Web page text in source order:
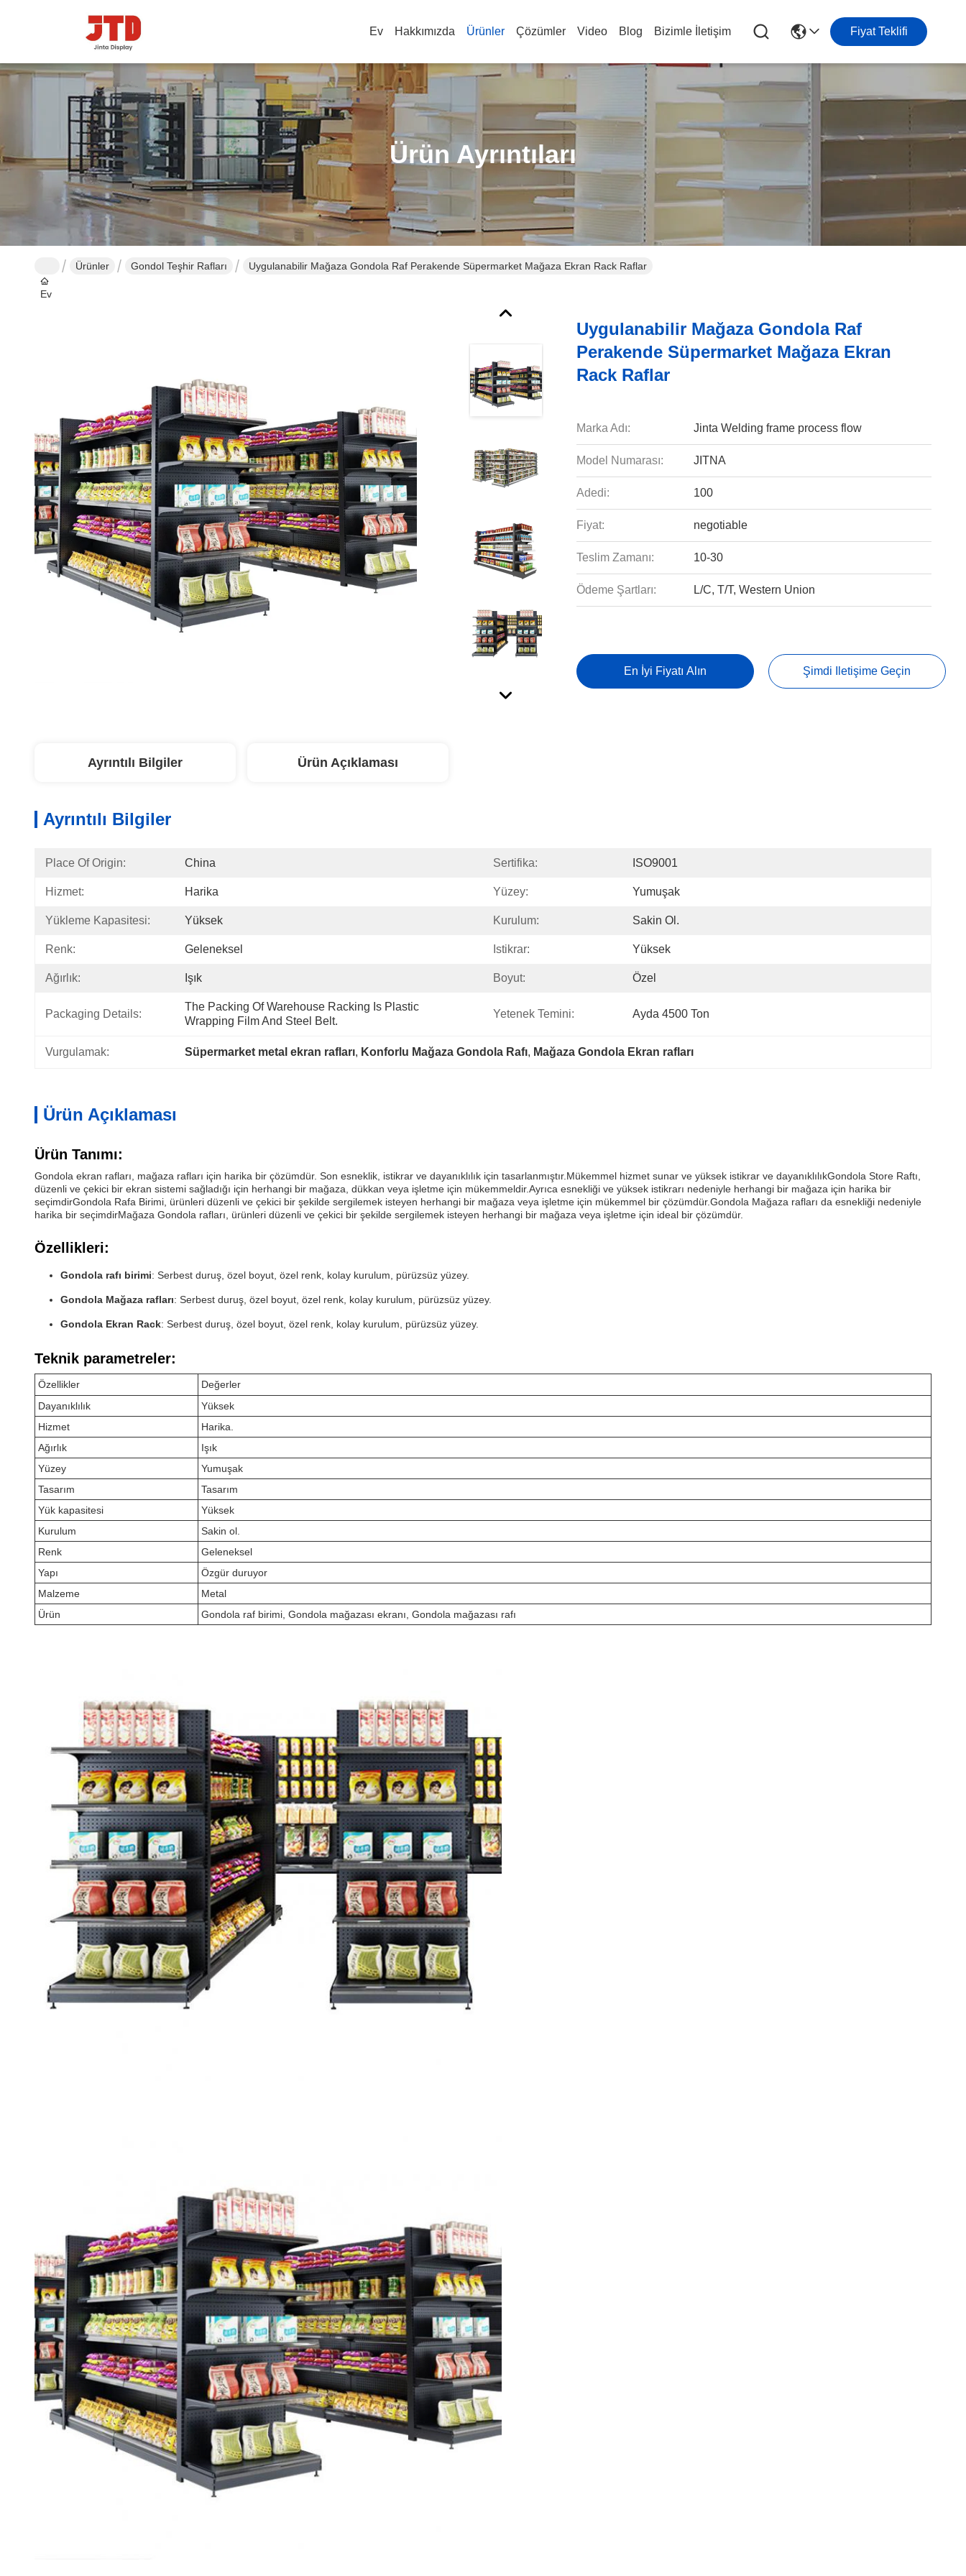
Ev Hakkımızda Ürünler Çözümler Video Blog Bizimle İletişim Fiyat Teklifi
Ürün Ayrıntıları
Ev
Ürünler Gondol Teşhir Rafları Uygulanabilir Mağaza Gondola Raf Perakende Süpermarket Mağaza Ekran Rack Raflar
Uygulanabilir Mağaza Gondola Raf
Perakende Süpermarket Mağaza Ekran
Rack Raflar
Marka Adı: Jinta Welding frame process flow
Model Numarası: JITNA
Adedi: 100
Fiyat: negotiable
Teslim Zamanı: 10-30
Ödeme Şartları: L/C, T/T, Western Union
En İyi Fiyatı Alın Şimdi Iletişime Geçin
Ayrıntılı Bilgiler Ürün Açıklaması
Ayrıntılı Bilgiler
Place Of Origin: China Sertifika: ISO9001
Hizmet: Harika Yüzey: Yumuşak
Yükleme Kapasitesi: Yüksek Kurulum: Sakin Ol.
Renk: Geleneksel Istikrar: Yüksek
Ağırlık: Işık Boyut: Özel
Packaging Details:
The Packing Of Warehouse Racking Is Plastic
Wrapping Film And Steel Belt.
Yetenek Temini: Ayda 4500 Ton
Vurgulamak: Süpermarket metal ekran rafları, Konforlu Mağaza Gondola Rafı, Mağaza Gondola Ekran rafları
Ürün Açıklaması
Ürün Tanımı:
Gondola ekran rafları, mağaza rafları için harika bir çözümdür. Son esneklik, istikrar ve dayanıklılık için tasarlanmıştır.Mükemmel hizmet sunar ve yüksek istikrar ve dayanıklılıkGondola Store Raftı,
düzenli ve çekici bir ekran sistemi sağladığı için herhangi bir mağaza, dükkan veya işletme için mükemmeldir.Ayrıca esnekliği ve yüksek istikrarı nedeniyle herhangi bir mağaza için harika bir
seçimdirGondola Rafa Birimi, ürünleri düzenli ve çekici bir şekilde sergilemek isteyen herhangi bir mağaza veya işletme için mükemmel bir çözümdür.Gondola Mağaza rafları da esnekliği nedeniyle
harika bir seçimdirMağaza Gondola rafları, ürünleri düzenli ve çekici bir şekilde sergilemek isteyen herhangi bir mağaza veya işletme için ideal bir çözümdür.
Özellikleri:
Gondola rafı birimi: Serbest duruş, özel boyut, özel renk, kolay kurulum, pürüzsüz yüzey.
Gondola Mağaza rafları: Serbest duruş, özel boyut, özel renk, kolay kurulum, pürüzsüz yüzey.
Gondola Ekran Rack: Serbest duruş, özel boyut, özel renk, kolay kurulum, pürüzsüz yüzey.
Teknik parametreler:
Özellikler
Değerler
Dayanıklılık
Yüksek
Hizmet
Harika.
Ağırlık
Işık
Yüzey
Yumuşak
Tasarım
Tasarım
Yük kapasitesi
Yüksek
Kurulum
Sakin ol.
Renk
Geleneksel
Yapı
Özgür duruyor
Malzeme
Metal
Ürün
Gondola raf birimi, Gondola mağazası ekranı, Gondola mağazası rafı